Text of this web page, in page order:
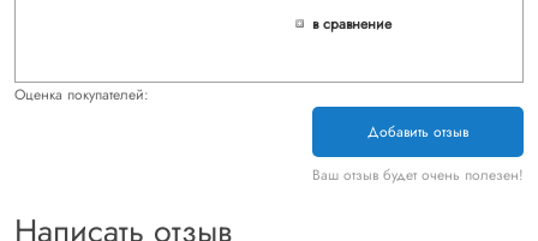
в сравнение
Оценка покупателей:
Добавить отзыв
Ваш отзыв будет очень полезен!
Написать отзыв